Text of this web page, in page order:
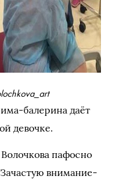
балерина даёт
девочке.
пафосно
внимание-